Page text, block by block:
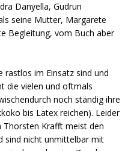
Danyella, Gudrun
seine Mutter, Margarete
Begleitung, vom Buch aber
rastlos im Einsatz sind und
die vielen und oftmals
noch ständig ihre
bis Latex reichen). Leider
Thorsten Krafft meist den
sind nicht unmittelbar mit